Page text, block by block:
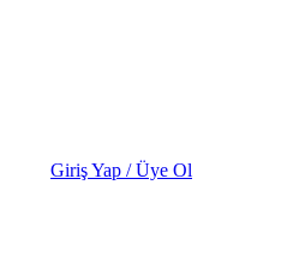
Giriş Yap / Üye Ol